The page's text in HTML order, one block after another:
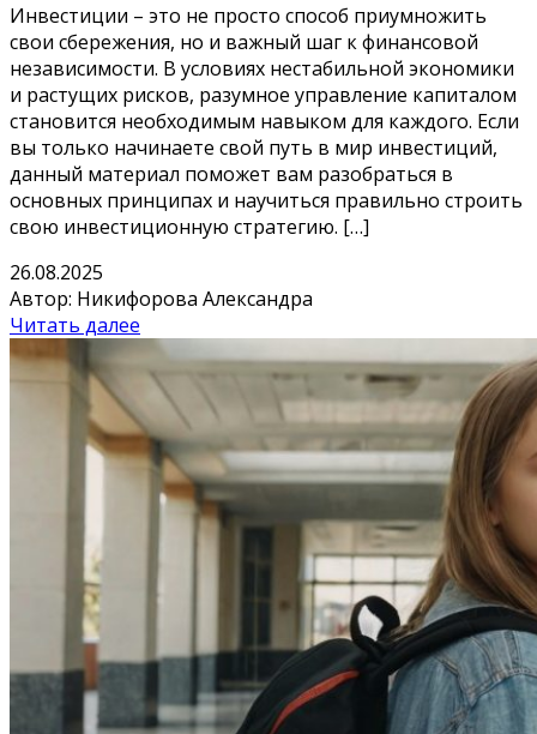
Инвестиции – это не просто способ приумножить
свои сбережения, но и важный шаг к финансовой
независимости. В условиях нестабильной экономики
и растущих рисков, разумное управление капиталом
становится необходимым навыком для каждого. Если
вы только начинаете свой путь в мир инвестиций,
данный материал поможет вам разобраться в
основных принципах и научиться правильно строить
свою инвестиционную стратегию. […]
26.08.2025
Автор: Никифорова Александра
Читать далее